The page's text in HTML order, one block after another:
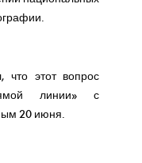
что этот вопрос
линии» с
20 июня.